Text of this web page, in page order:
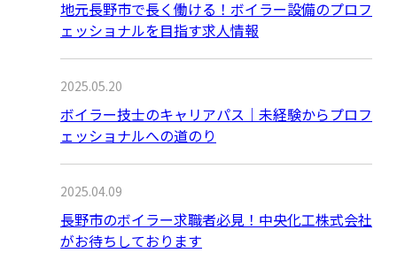
地元長野市で長く働ける！ボイラー設備のプロフ
ェッショナルを目指す求人情報
2025.05.20
ボイラー技士のキャリアパス｜未経験からプロフ
ェッショナルへの道のり
2025.04.09
長野市のボイラー求職者必見！中央化工株式会社
がお待ちしております